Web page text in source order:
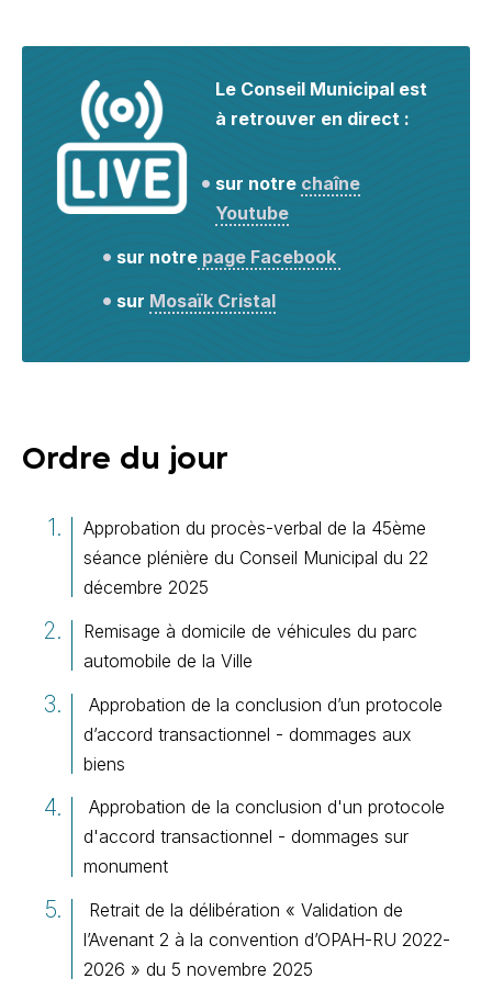
Le Conseil Municipal est
à retrouver en direct :
sur notre chaîne
Youtube
sur notre page Facebook
sur Mosaïk Cristal
Ordre du jour
Approbation du procès-verbal de la 45ème
séance plénière du Conseil Municipal du 22
décembre 2025
Remisage à domicile de véhicules du parc
automobile de la Ville
Approbation de la conclusion d’un protocole
d’accord transactionnel - dommages aux
biens
Approbation de la conclusion d'un protocole
d'accord transactionnel - dommages sur
monument
Retrait de la délibération « Validation de
l’Avenant 2 à la convention d’OPAH-RU 2022-
2026 » du 5 novembre 2025